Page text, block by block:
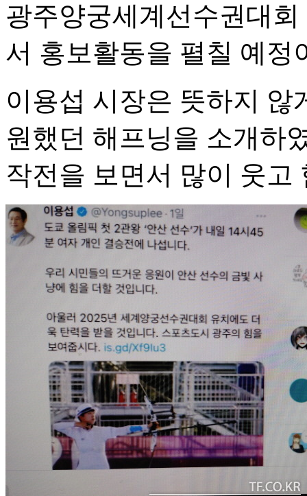
광주양궁세계선수권대
서 홍보활동을 펼칠 예정
이용섭 시장은 뜻하지 않
원했던 해프닝을 소개하
작전을 보면서 많이 웃고